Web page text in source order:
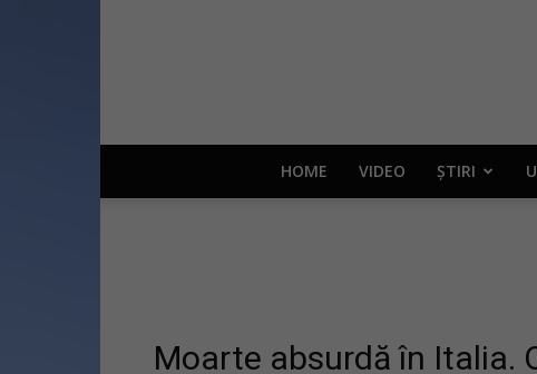
HOME VIDEO ȘTIRI
Moarte absurdă în Italia.